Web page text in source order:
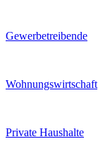
Gewerbetreibende
Wohnungswirtschaft
Private Haushalte